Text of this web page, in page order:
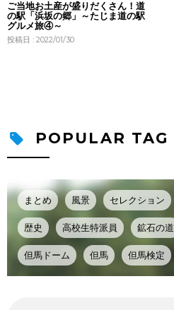
ご当地お土産が盛りだくさん！道
の駅「浜坂の郷」～たじま道の駅
グルメ旅④～
投稿日 : 2022/01/30
POPULAR TAG
まとめ 風景 セレクション
歴史 高校生特派員 鉱石の道
但馬ドーム 但馬 但馬検定